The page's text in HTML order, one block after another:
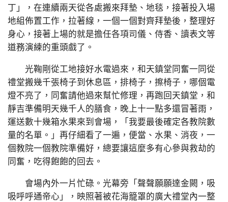
丁」，在連續兩天從各處搬來拜墊、地毯，接著投入場
地組佈置工作，拉著線，一個一個對齊拜墊後，整理好
身心，接著上場的就是擔任各項司儀、侍香、讀表文等
道務演練的重頭戲了。
光鞠剛從工地接好水電過來，和天鎮堂同奮一同從
禮堂搬幾千張椅子到休息區，排椅子，擦椅子，哪個電
燈不亮了，同奮請他過來幫忙修理，再跑回天鎮堂，和
靜吉準備明天幾千人的膳食，晚上十一點多還冒著雨，
運送數十幾箱水果來到會場，「我要最後確定各教院數
量的名單。」再仔細看了一遍，便當、水果、消夜，一
個教院一個教院準備好，總要讓這麼多有心參與救劫的
同奮，吃得飽飽的回去。
會場內外一片忙碌。光幕旁「聲聲願願達金闕，吸
吸呼呼通帝心」，映照著被花海籠罩的廣大禮堂內一整